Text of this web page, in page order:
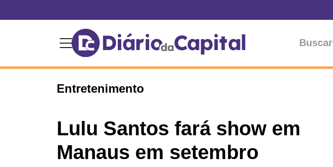
Buscar
Entretenimento
Lulu Santos fará show em
Manaus em setembro